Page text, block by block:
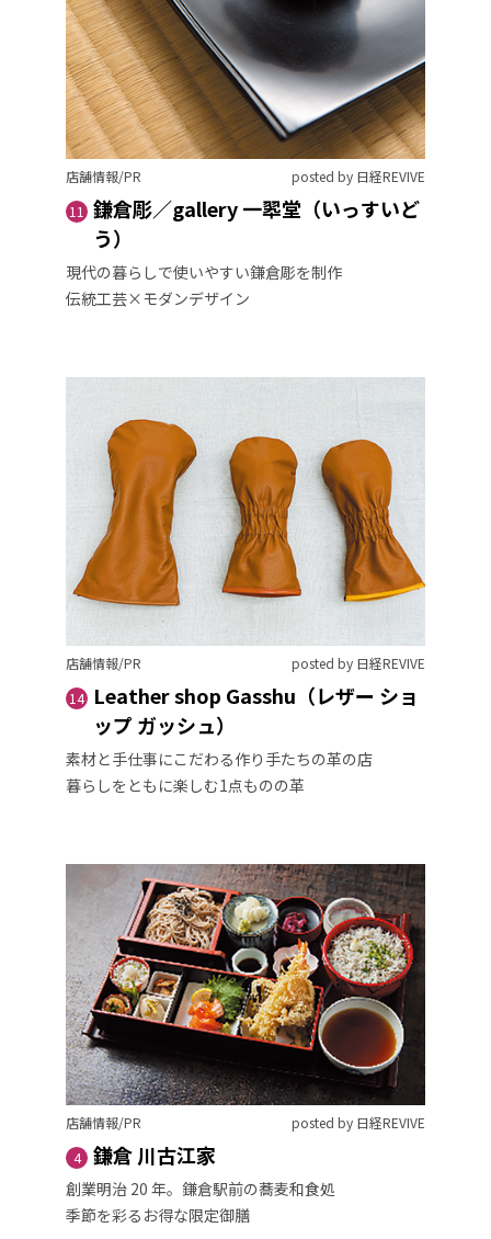
店舗情報/PR
posted by 日経REVIVE
11
鎌倉彫／gallery 一翆堂（いっすいど
う）
現代の暮らしで使いやすい鎌倉彫を制作
伝統工芸×モダンデザイン
店舗情報/PR
posted by 日経REVIVE
14 Leather shop Gasshu（レザー ショ
ップ ガッシュ）
素材と手仕事にこだわる作り手たちの革の店
暮らしをともに楽しむ1点ものの革
店舗情報/PR
posted by 日経REVIVE
4
鎌倉 川古江家
創業明治 20 年。鎌倉駅前の蕎麦和食処
季節を彩るお得な限定御膳